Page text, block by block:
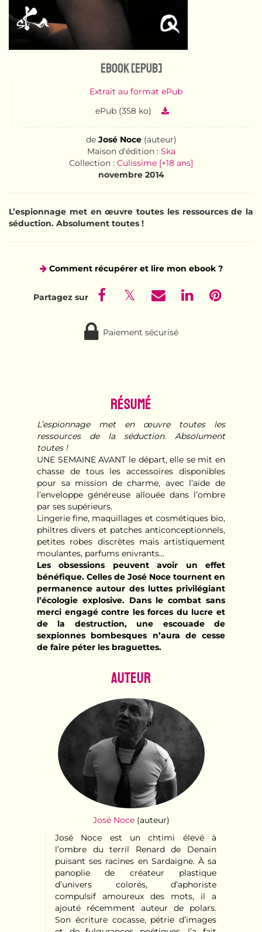
eBook [ePub]
Extrait au format ePub
ePub (358 ko)
de José Noce(auteur)
Maison d'édition : Ska
Collection : Culissime [+18 ans]
novembre 2014
L’espionnage met en œuvre toutes les ressources de la
séduction. Absolument toutes !
Comment récupérer et lire mon ebook ?
Paiement sécurisé
Résumé
L’espionnage met en œuvre toutes les
ressources de la séduction. Absolument
toutes !
UNE SEMAINE AVANT le départ, elle se mit en
chasse de tous les accessoires disponibles
pour sa mission de charme, avec l’aide de
l’enveloppe généreuse allouée dans l’ombre
par ses supérieurs.
Lingerie fine, maquillages et cosmétiques bio,
philtres divers et patches anticonceptionnels,
petites robes discrètes mais artistiquement
moulantes, parfums enivrants...
Les obsessions peuvent avoir un effet
bénéfique. Celles de José Noce tournent en
permanence autour des luttes privilégiant
l’écologie explosive. Dans le combat sans
merci engagé contre les forces du lucre et
de la destruction, une escouade de
sexpionnes bombesques n’aura de cesse
de faire péter les braguettes.
Auteur
José Noce(auteur)
José Noce est un chtimi élevé à
l’ombre du terril Renard de Denain
puisant ses racines en Sardaigne. À sa
panoplie de créateur plastique
d’univers colorés, d’aphoriste
compulsif amoureux des mots, il a
ajouté récemment auteur de polars.
Son écriture cocasse, pétrie d’images